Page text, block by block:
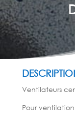
Ventilateurs
Pour